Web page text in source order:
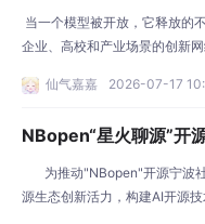
（2025）》
当一个模型被开放，它释放的
企业、高校和产业场景的创新
速涌现，开源与人工智能以前
要基础设施。 《中国开源发展
仙气嘉嘉 2026-07-17
NBopen“星火聊源”开
题沙龙成功举办
为推动"NBopen"开源宁波
源生态创新活力，构建AI开源